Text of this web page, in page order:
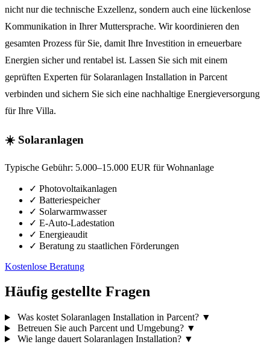
nicht nur die technische Exzellenz, sondern auch eine lückenlose
Kommunikation in Ihrer Muttersprache. Wir koordinieren den
gesamten Prozess für Sie, damit Ihre Investition in erneuerbare
Energien sicher und rentabel ist. Lassen Sie sich mit einem
geprüften Experten für Solaranlagen Installation in Parcent
verbinden und sichern Sie sich eine nachhaltige Energieversorgung
für Ihre Villa.
☀️ Solaranlagen
Typische Gebühr: 5.000–15.000 EUR für Wohnanlage
✓ Photovoltaikanlagen
✓ Batteriespeicher
✓ Solarwarmwasser
✓ E-Auto-Ladestation
✓ Energieaudit
✓ Beratung zu staatlichen Förderungen
Kostenlose Beratung
Häufig gestellte Fragen
Was kostet Solaranlagen Installation in Parcent? ▼
Betreuen Sie auch Parcent und Umgebung? ▼
Wie lange dauert Solaranlagen Installation? ▼